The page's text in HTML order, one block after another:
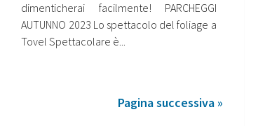
dimenticherai facilmente! PARCHEGGI
AUTUNNO 2023 Lo spettacolo del foliage a
Tovel Spettacolare è...
Pagina successiva »